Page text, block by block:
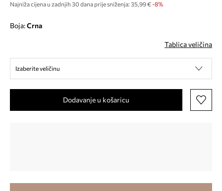
Najniža cijena u zadnjih 30 dana prije sniženja: 35,99 € -8%
Boja: crna
Tablica veličina
Izaberite veličinu
Dodavanje u košaricu